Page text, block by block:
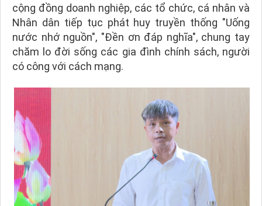
cộng đồng doanh nghiệp, các tổ chức, cá nhân và
Nhân dân tiếp tục phát huy truyền thống "Uống
nước nhớ nguồn", "Đền ơn đáp nghĩa", chung tay
chăm lo đời sống các gia đình chính sách, người
có công với cách mạng.